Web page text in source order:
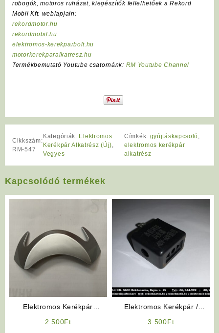
robogók, motoros ruházat, kiegészítők fellelhetőek a Rekord
Mobil Kft. weblapjain:
rekordmotor.hu
rekordmobil.hu
elektromos-kerekparbolt.hu
motorkerekparalkatresz.hu
Termékbemutató Youtube csatornánk: RM Youtube Channel
Cikkszám:
RM-547
Kategóriák: Elektromos
Kerékpár Alkatrész (Új),
Vegyes
Címkék: gyújtáskapcsoló,
elektromos kerékpár
alkatrész
Kapcsolódó termékek
Elektromos Kerékpár
2 500Ft
Elektromos Kerékpár /
3 500Ft